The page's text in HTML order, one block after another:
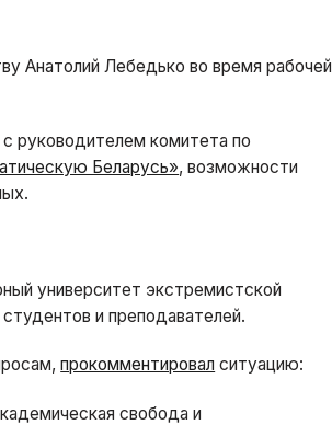
Анатолий Лебедько во время рабочей
руководителем комитета по
Беларусь», возможности
университет экстремистской
и преподавателей.
прокомментировал ситуацию:
свобода и